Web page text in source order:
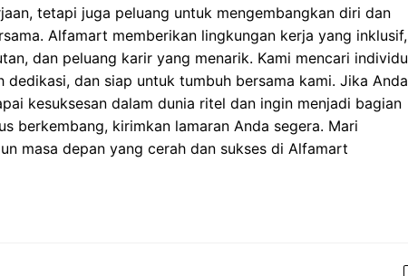
tetapi juga peluang untuk mengembangkan diri dan
Alfamart memberikan lingkungan kerja yang inklusif,
dan peluang karir yang menarik. Kami mencari individu
dedikasi, dan siap untuk tumbuh bersama kami. Jika Anda
kesuksesan dalam dunia ritel dan ingin menjadi bagian
berkembang, kirimkan lamaran Anda segera. Mari
masa depan yang cerah dan sukses di Alfamart